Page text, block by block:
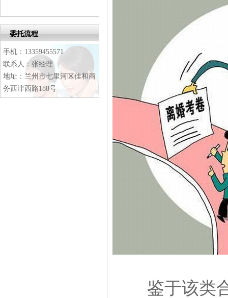
委托流程
手机：13359455571
联系人：张经理
地址：兰州市七里河区佳和商
务西津西路188号
鉴于该类合